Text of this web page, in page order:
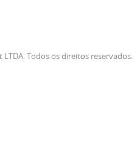
Todos os direitos reservados.